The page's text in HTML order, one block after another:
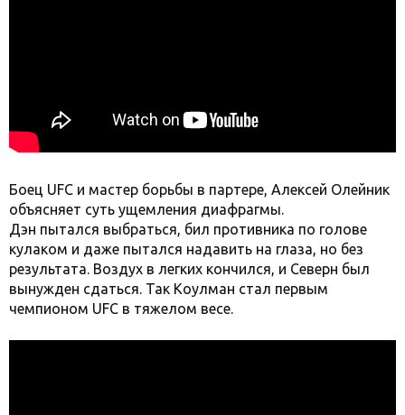
Боец UFC и мастер борьбы в партере, Алексей Олейник
объясняет суть ущемления диафрагмы.
Дэн пытался выбраться, бил противника по голове
кулаком и даже пытался надавить на глаза, но без
результата. Воздух в легких кончился, и Северн был
вынужден сдаться. Так Коулман стал первым
чемпионом UFC в тяжелом весе.